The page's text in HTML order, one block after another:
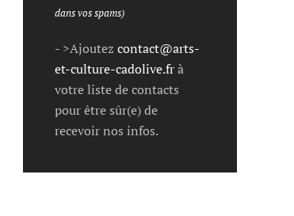
dans vos spams)
- >Ajoutez contact@arts-
et-culture-cadolive.frà
votre liste de contacts
pour être sûr(e) de
recevoir nos infos.